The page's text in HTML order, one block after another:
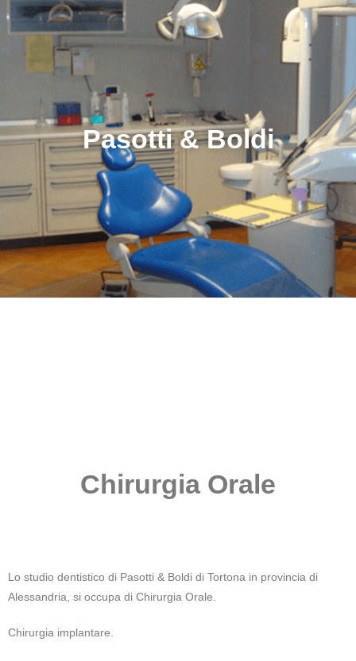
Pasotti & Boldi
Chirurgia Orale
Lo studio dentistico di Pasotti & Boldi di Tortona in provincia di
Alessandria, si occupa di Chirurgia Orale.
Chirurgia implantare.